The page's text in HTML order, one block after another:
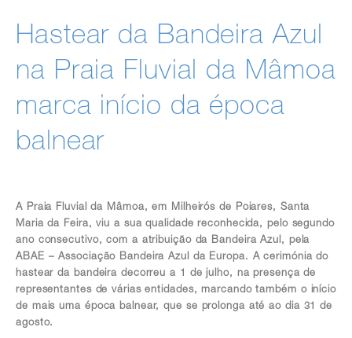
Hastear da Bandeira Azul
na Praia Fluvial da Mâmoa
marca início da época
balnear
A Praia Fluvial da Mâmoa, em Milheirós de Poiares, Santa
Maria da Feira, viu a sua qualidade reconhecida, pelo segundo
ano consecutivo, com a atribuição da Bandeira Azul, pela
ABAE – Associação Bandeira Azul da Europa. A cerimónia do
hastear da bandeira decorreu a 1 de julho, na presença de
representantes de várias entidades, marcando também o início
de mais uma época balnear, que se prolonga até ao dia 31 de
agosto.